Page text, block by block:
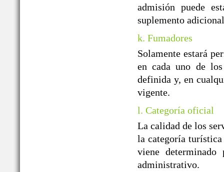
admisión puede
suplemento
k. Fumadores
Solamente estará
en cada uno de
definida y, en
vigente.
l. Categoría oficial
La calidad de los
la categoría
viene
administrativo.